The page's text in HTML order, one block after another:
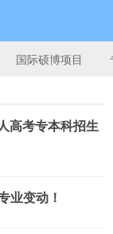
国际硕博项目
高考专本科招生
业变动！